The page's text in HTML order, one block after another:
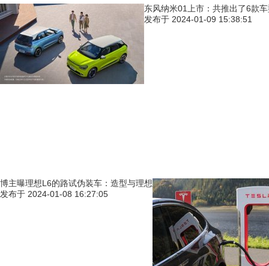
东风纳米01上市：共推出了6款
发布于 2024-01-09 15:38:51
博主曝理想L6的路试伪装车：造型与理想
发布于 2024-01-08 16:27:05